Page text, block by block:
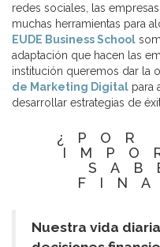
redes sociales, las
muchas herramientas para
EUDE Business School
adaptación que hacen las
institución queremos dar la
de Marketing Digital para
desarrollar estrategias de
¿POR
Nuestra vida